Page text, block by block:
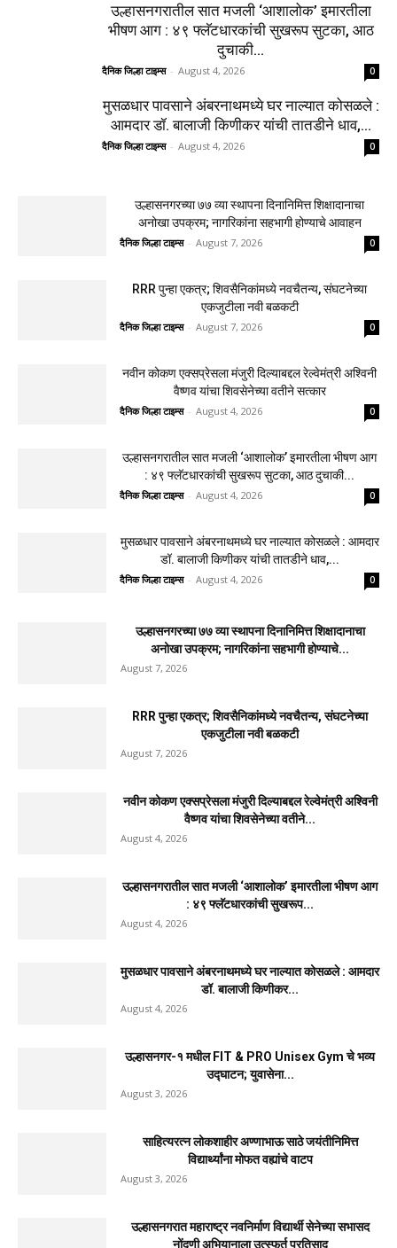
उल्हासनगरातील सात मजली ‘आशालोक’ इमारतीला
भीषण आग : ४९ फ्लॅटधारकांची सुखरूप सुटका, आठ
दुचाकी...
दैनिक जिल्हा टाइम्स - August 4, 2026 0
मुसळधार पावसाने अंबरनाथमध्ये घर नाल्यात कोसळले :
आमदार डॉ. बालाजी किणीकर यांची तातडीने धाव,...
दैनिक जिल्हा टाइम्स - August 4, 2026 0
उल्हासनगरच्या ७७ व्या स्थापना दिनानिमित्त शिक्षादानाचा
अनोखा उपक्रम; नागरिकांना सहभागी होण्याचे आवाहन
दैनिक जिल्हा टाइम्स - August 7, 2026 0
RRR पुन्हा एकत्र; शिवसैनिकांमध्ये नवचैतन्य, संघटनेच्या
एकजुटीला नवी बळकटी
दैनिक जिल्हा टाइम्स - August 7, 2026 0
नवीन कोकण एक्सप्रेसला मंजुरी दिल्याबद्दल रेल्वेमंत्री अश्विनी
वैष्णव यांचा शिवसेनेच्या वतीने सत्कार
दैनिक जिल्हा टाइम्स - August 4, 2026 0
उल्हासनगरातील सात मजली ‘आशालोक’ इमारतीला भीषण आग
: ४९ फ्लॅटधारकांची सुखरूप सुटका, आठ दुचाकी...
दैनिक जिल्हा टाइम्स - August 4, 2026 0
मुसळधार पावसाने अंबरनाथमध्ये घर नाल्यात कोसळले : आमदार
डॉ. बालाजी किणीकर यांची तातडीने धाव,...
दैनिक जिल्हा टाइम्स - August 4, 2026 0
उल्हासनगरच्या ७७ व्या स्थापना दिनानिमित्त शिक्षादानाचा
अनोखा उपक्रम; नागरिकांना सहभागी होण्याचे...
August 7, 2026
RRR पुन्हा एकत्र; शिवसैनिकांमध्ये नवचैतन्य, संघटनेच्या
एकजुटीला नवी बळकटी
August 7, 2026
नवीन कोकण एक्सप्रेसला मंजुरी दिल्याबद्दल रेल्वेमंत्री अश्विनी
वैष्णव यांचा शिवसेनेच्या वतीने...
August 4, 2026
उल्हासनगरातील सात मजली ‘आशालोक’ इमारतीला भीषण आग
: ४९ फ्लॅटधारकांची सुखरूप...
August 4, 2026
मुसळधार पावसाने अंबरनाथमध्ये घर नाल्यात कोसळले : आमदार
डॉ. बालाजी किणीकर...
August 4, 2026
उल्हासनगर-१ मधील FIT & PRO Unisex Gym चे भव्य
उद्घाटन; युवासेना...
August 3, 2026
साहित्यरत्न लोकशाहीर अण्णाभाऊ साठे जयंतीनिमित्त
विद्यार्थ्यांना मोफत वह्यांचे वाटप
August 3, 2026
उल्हासनगरात महाराष्ट्र नवनिर्माण विद्यार्थी सेनेच्या सभासद
नोंदणी अभियानाला उत्स्फूर्त प्रतिसाद